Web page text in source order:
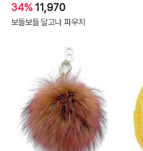
34% 11,970
보들보들 달고나 파우치